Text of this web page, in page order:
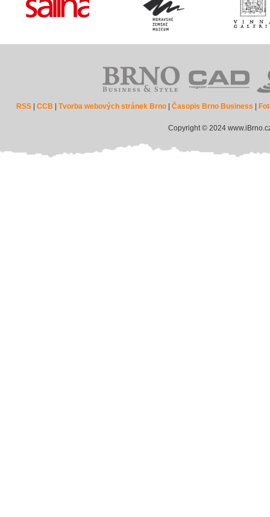
RSS |CCB |Tvorba webových stránek Brno |Časopis Brno Business
Copyright © 2024